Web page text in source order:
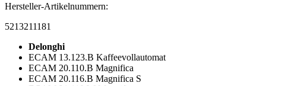
Hersteller-Artikelnummern:
5213211181
Delonghi
ECAM 13.123.B Kaffeevollautomat
ECAM 20.110.B Magnifica
ECAM 20.116.B Magnifica S